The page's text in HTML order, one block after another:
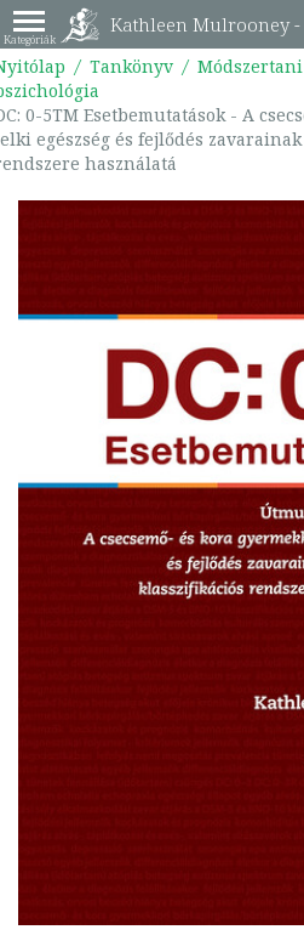
Kathleen Mulrooney -
DC: 0-5TM
Esetbemutatások - A
csecsemő- és kora
zavarainak
diagnosztikai
klasszifikációs
rendszere használatá
| 9789632269962
Tankönyv
0-5TM Esetbemutatások - A
egészség és fejlődés
használatá